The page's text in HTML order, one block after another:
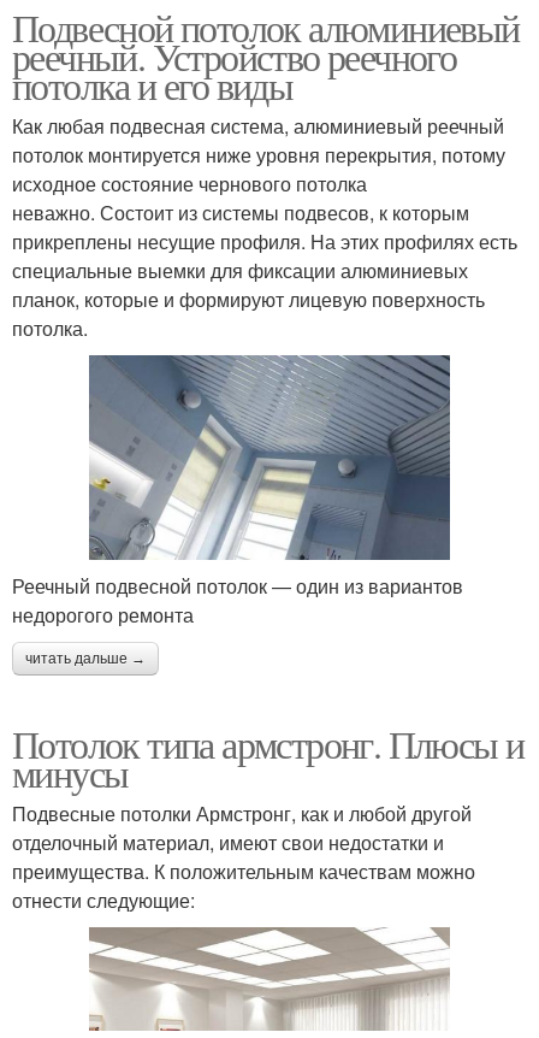
Подвесной потолок алюминиевый
реечный. Устройство реечного
потолка и его виды
Как любая подвесная система, алюминиевый реечный
потолок монтируется ниже уровня перекрытия, потому
исходное состояние чернового потолка
неважно. Состоит из системы подвесов, к которым
прикреплены несущие профиля. На этих профилях есть
специальные выемки для фиксации алюминиевых
планок, которые и формируют лицевую поверхность
потолка.
Реечный подвесной потолок — один из вариантов
недорогого ремонта
читать дальше →
Потолок типа армстронг. Плюсы и
минусы
Подвесные потолки Армстронг, как и любой другой
отделочный материал, имеют свои недостатки и
преимущества. К положительным качествам можно
отнести следующие: